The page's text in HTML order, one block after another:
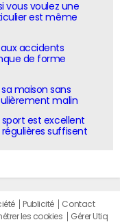
vous voulez une
est même
accidents
de forme
maison sans
malin
sport est excellent
suffisent
Publicité
Contact
les cookies
Gérer Utiq